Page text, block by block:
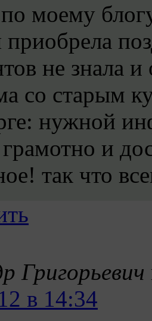
моему
приобрела
не знала и
со старым
нужной
и
так что
Григорьевич
в 14:34